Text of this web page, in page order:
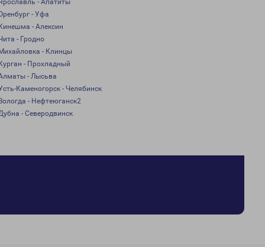
- Апатиты
- Уфа
- Алексин
- Гродно
- Клинцы
- Прохладный
- Лысьва
Каменогорск - Челябинск
- Нефтеюганск2
- Северодвинск